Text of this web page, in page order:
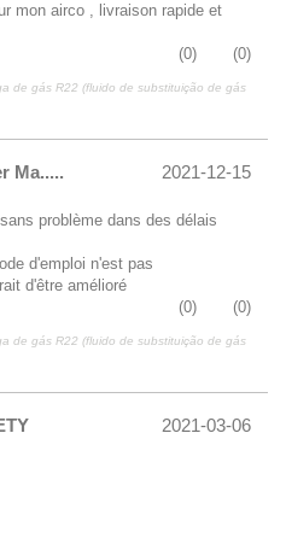
mon airco , livraison rapide et
(0)
(0)
de gás R22 (fluido de substituição de gás
2021-12-15
Ma.....
problème dans des délais
d'emploi n'est pas
d'être amélioré
(0)
(0)
de gás R22 (fluido de substituição de gás
2021-03-06